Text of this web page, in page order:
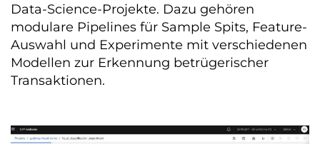
Data-Science-Projekte. Dazu gehören
modulare Pipelines für Sample Spits, Feature-
Auswahl und Experimente mit verschiedenen
Modellen zur Erkennung betrügerischer
Transaktionen.